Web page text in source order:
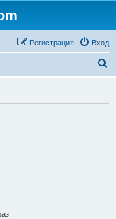
Вход
Регистрация